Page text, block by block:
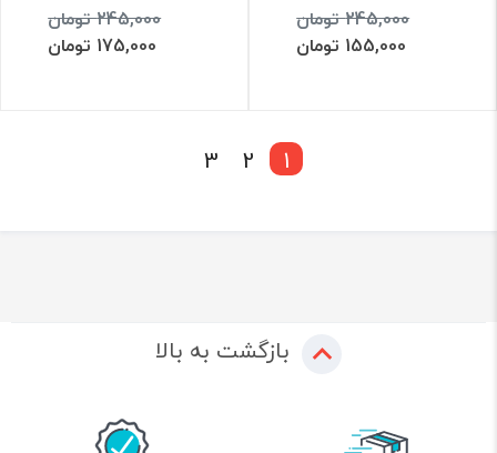
245,000 تومان
155,000 تومان
245,000 تومان
175,000 تومان
1
2
3
بازگشت به بالا